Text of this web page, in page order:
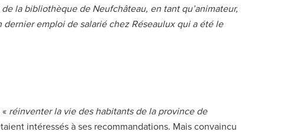
la bibliothèque de Neufchâteau, en tant qu’animateur,
emploi de salarié chez Réseaulux qui a été le
réinventer la vie des habitants de la province de
intéressés à ses recommandations. Mais convaincu